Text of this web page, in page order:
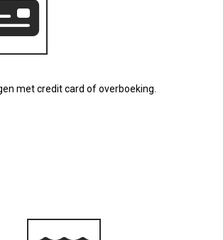
met credit card of overboeking.